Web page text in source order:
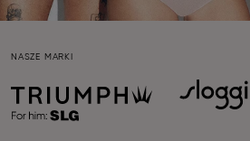
NASZE MARKI